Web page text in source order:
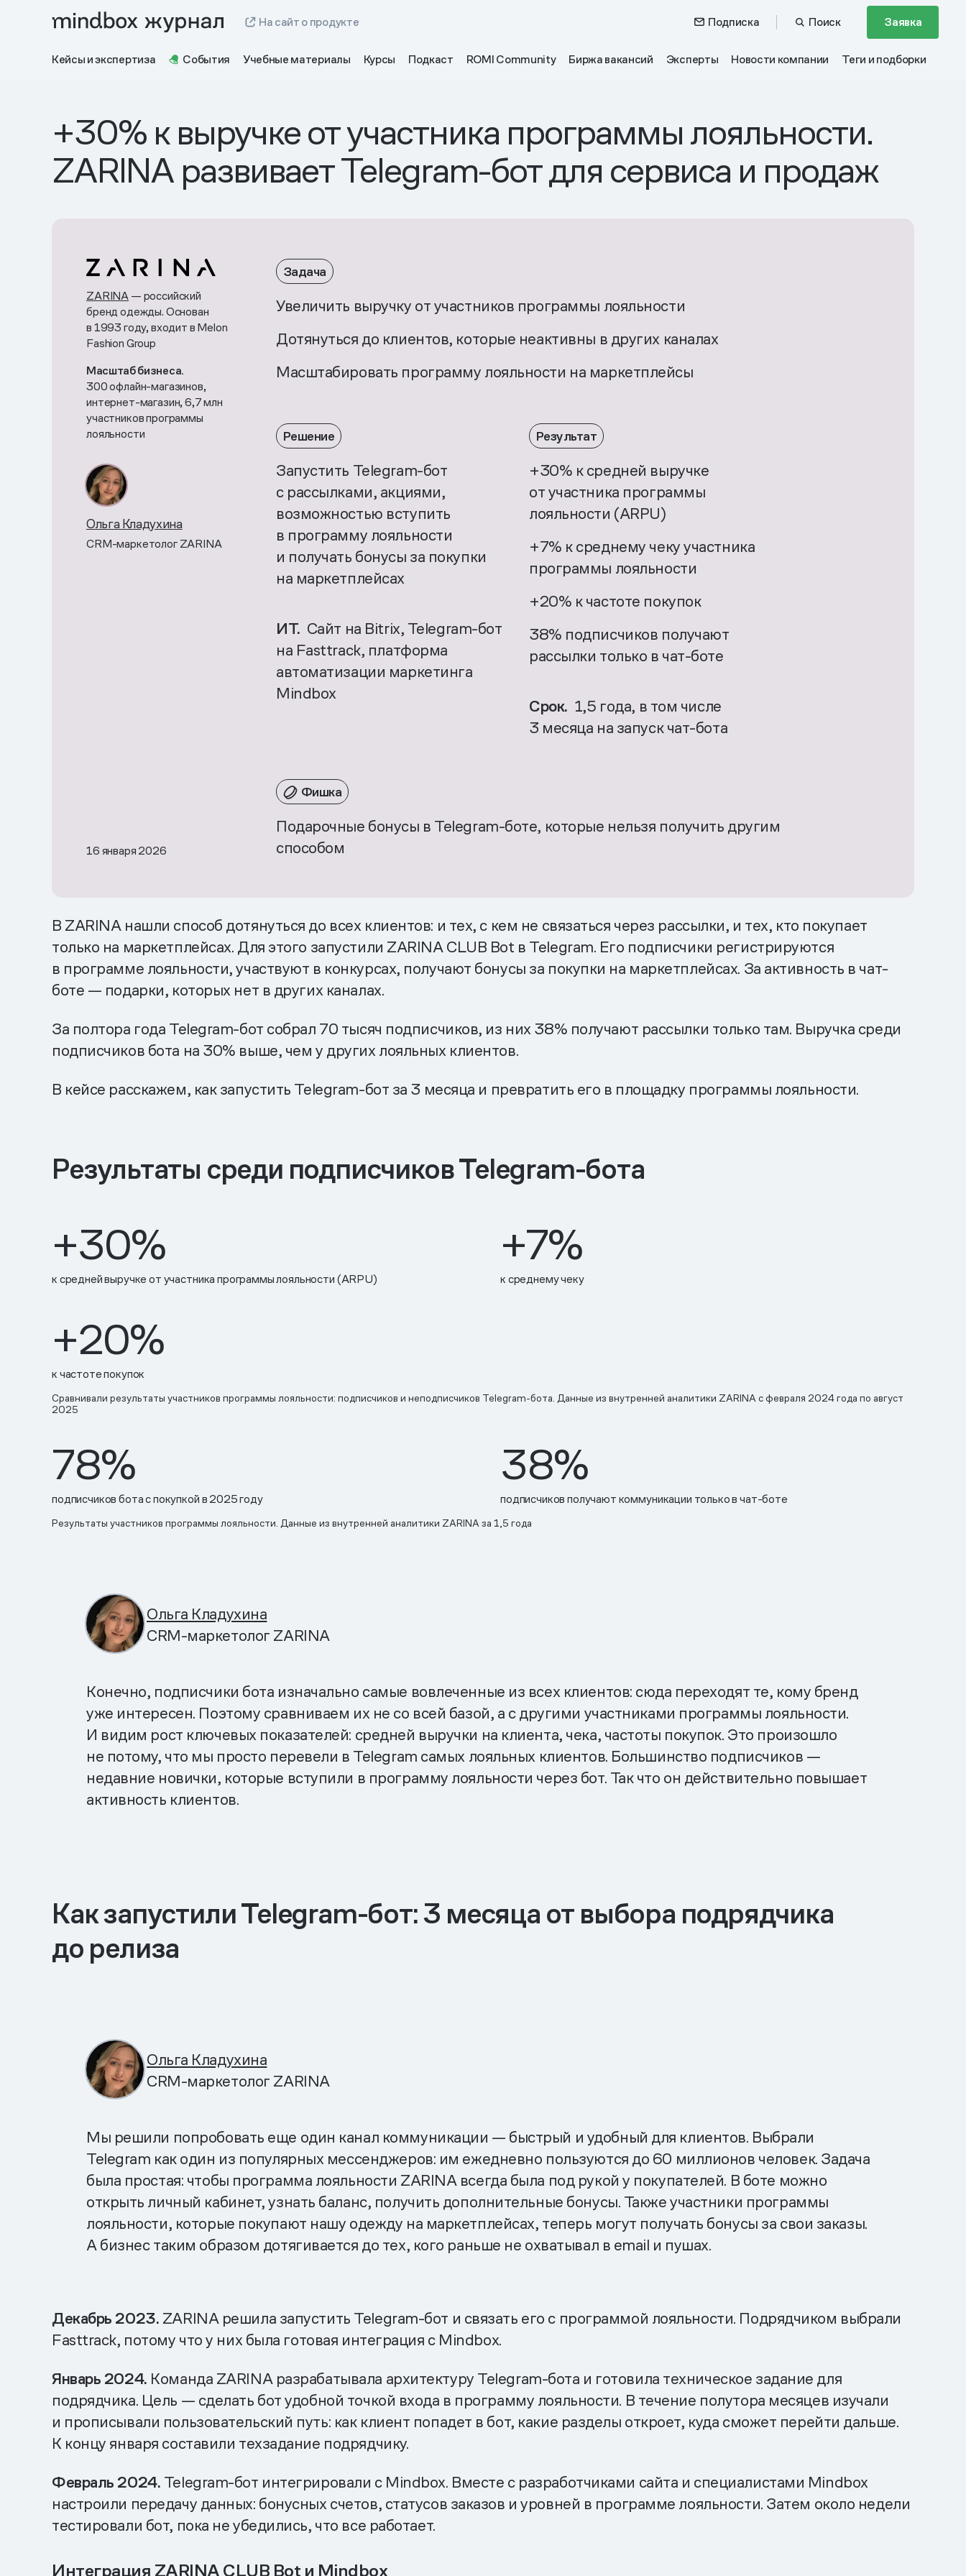
На сайт о продукте Подписка Поиск Заявка
Кейсы и экспертиза События Учебные материалы Курсы Подкаст ROMI Community Биржа вакансий Эксперты Новости компании Теги и подборки
+30% к выручке от участника программы лояльности.
ZARINA развивает Telegram-бот для сервиса и продаж
ZARINA— российский
бренд одежды. Основан
в 1993 году, входит в Melon
Fashion Group
Масштаб бизнеса.
300 офлайн-магазинов,
интернет-магазин, 6,7 млн
участников программы
лояльности
Ольга Кладухина
CRM-маркетолог ZARINA
Задача
​Увеличить выручку от участников программы лояльности
Дотянуться до клиентов, которые неактивны в других каналах
Масштабировать программу лояльности на маркетплейсы
Решение
Запустить Telegram-бот
с рассылками, акциями,
возможностью вступить
в программу лояльности
и получать бонусы за покупки
на маркетплейсах
ИТ. Сайт на Bitrix, Telegram-бот
на Fasttrack, платформа
автоматизации маркетинга
Mindbox
Результат
+30% к средней выручке
от участника программы
лояльности (ARPU)
+7% к среднему чеку участника
программы лояльности
+20% к частоте покупок
38% подписчиков получают
рассылки только в чат-боте
Срок. 1,5 года, в том числе
3 месяца на запуск чат-бота
Фишка
Подарочные бонусы в Telegram-боте, которые нельзя получить другим
способом
16 января 2026
В ZARINA нашли способ дотянуться до всех клиентов: и тех, с кем не связаться через рассылки, и тех, кто покупает
только на маркетплейсах. Для этого запустили ZARINA CLUB Bot в Telegram. Его подписчики регистрируются
в программе лояльности, участвуют в конкурсах, получают бонусы за покупки на маркетплейсах. За активность в чат-
боте — подарки, которых нет в других каналах.
За полтора года Telegram-бот собрал 70 тысяч подписчиков, из них 38% получают рассылки только там. Выручка среди
подписчиков бота на 30% выше, чем у других лояльных клиентов.
В кейсе расскажем, как запустить Telegram-бот за 3 месяца и превратить его в площадку программы лояльности.
Результаты среди подписчиков Telegram-бота
+30%
к средней выручке от участника программы лояльности (ARPU)
+7%
к среднему чеку
+20%
к частоте покупок
Сравнивали результаты участников программы лояльности: подписчиков и неподписчиков Telegram-бота. Данные из внутренней аналитики ZARINA с февраля 2024 года по август
2025
78%
подписчиков бота с покупкой в 2025 году
38%
подписчиков получают коммуникации только в чат-боте
Результаты участников программы лояльности. Данные из внутренней аналитики ZARINA за 1,5 года
Ольга Кладухина
CRM-маркетолог ZARINA
Конечно, подписчики бота изначально самые вовлеченные из всех клиентов: сюда переходят те, кому бренд
уже интересен. Поэтому сравниваем их не со всей базой, а с другими участниками программы лояльности.
И видим рост ключевых показателей: средней выручки на клиента, чека, частоты покупок. Это произошло
не потому, что мы просто перевели в Telegram самых лояльных клиентов. Большинство подписчиков —
недавние новички, которые вступили в программу лояльности через бот. Так что он действительно повышает
активность клиентов.
Как запустили Telegram-бот: 3 месяца от выбора подрядчика
до релиза
Ольга Кладухина
CRM-маркетолог ZARINA
Мы решили попробовать еще один канал коммуникации — быстрый и удобный для клиентов. Выбрали
Telegram как один из популярных мессенджеров: им ежедневно пользуются до 60 миллионов человек. Задача
была простая: чтобы программа лояльности ZARINA всегда была под рукой у покупателей. В боте можно
открыть личный кабинет, узнать баланс, получить дополнительные бонусы. Также участники программы
лояльности, которые покупают нашу одежду на маркетплейсах, теперь могут получать бонусы за свои заказы.
А бизнес таким образом дотягивается до тех, кого раньше не охватывал в email и пушах.
Декабрь 2023. ZARINA решила запустить Telegram-бот и связать его с программой лояльности. Подрядчиком выбрали
Fasttrack, потому что у них была готовая интеграция с Mindbox.
Январь 2024. Команда ZARINA разрабатывала архитектуру Telegram-бота и готовила техническое задание для
подрядчика. Цель — сделать бот удобной точкой входа в программу лояльности. В течение полутора месяцев изучали
и прописывали пользовательский путь: как клиент попадет в бот, какие разделы откроет, куда сможет перейти дальше.
К концу января составили техзадание подрядчику.
Февраль 2024. Telegram-бот интегрировали с Mindbox. Вместе с разработчиками сайта и специалистами Mindbox
настроили передачу данных: бонусных счетов, статусов заказов и уровней в программе лояльности. Затем около недели
тестировали бот, пока не убедились, что все работает.
Интеграция ZARINA CLUB Bot и Mindbox